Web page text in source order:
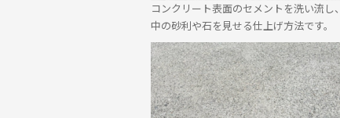
コンクリート表面のセメントを洗い流し、
中の砂利や石を見せる仕上げ方法です。